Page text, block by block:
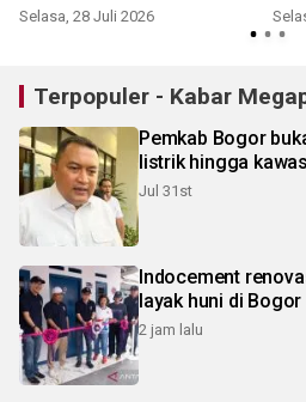
Selasa, 28 Juli 2026
Terpopuler - Kabar
Pemkab Bogor
listrik hingga
Jul 31st
Indocement
layak huni di Bogor
2 jam lalu